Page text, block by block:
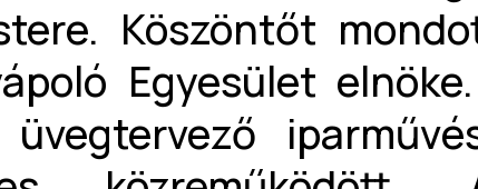
Köszöntőt
Egyesület
üvegtervező